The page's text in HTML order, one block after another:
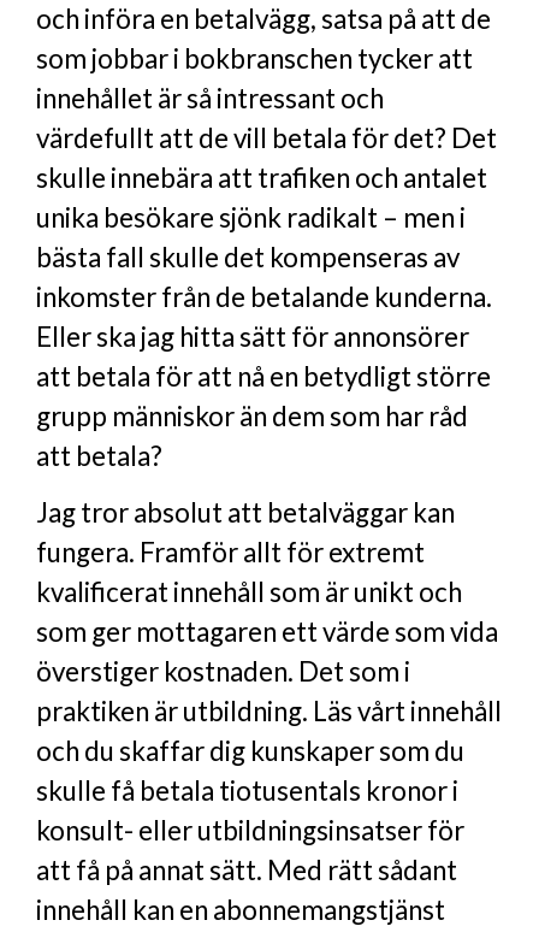
och införa en betalvägg, satsa på att de
som jobbar i bokbranschen tycker att
innehållet är så intressant och
värdefullt att de vill betala för det? Det
skulle innebära att trafiken och antalet
unika besökare sjönk radikalt – men i
bästa fall skulle det kompenseras av
inkomster från de betalande kunderna.
Eller ska jag hitta sätt för annonsörer
att betala för att nå en betydligt större
grupp människor än dem som har råd
att betala?
Jag tror absolut att betalväggar kan
fungera. Framför allt för extremt
kvalificerat innehåll som är unikt och
som ger mottagaren ett värde som vida
överstiger kostnaden. Det som i
praktiken är utbildning. Läs vårt innehåll
och du skaffar dig kunskaper som du
skulle få betala tiotusentals kronor i
konsult- eller utbildningsinsatser för
att få på annat sätt. Med rätt sådant
innehåll kan en abonnemangstjänst